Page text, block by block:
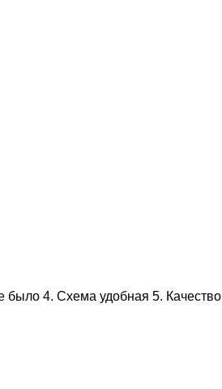
было 4. Схема удобная 5. Качество